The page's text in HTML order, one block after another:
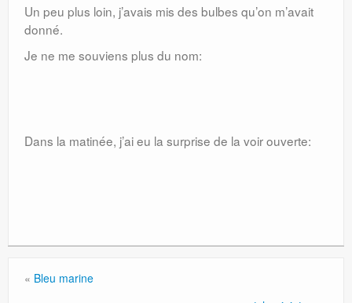
Un peu plus loin, j’avais mis des bulbes qu’on m’avait
donné.
Je ne me souviens plus du nom:
Dans la matinée, j’ai eu la surprise de la voir ouverte:
« Bleu marine